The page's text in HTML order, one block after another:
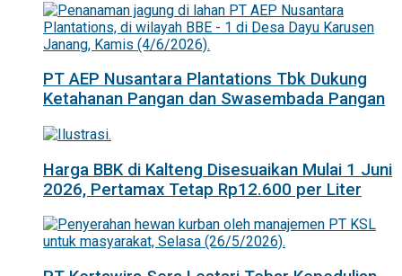
PT AEP Nusantara Plantations Tbk Dukung
Ketahanan Pangan dan Swasembada Pangan
Harga BBK di Kalteng Disesuaikan Mulai 1 Juni
2026, Pertamax Tetap Rp12.600 per Liter